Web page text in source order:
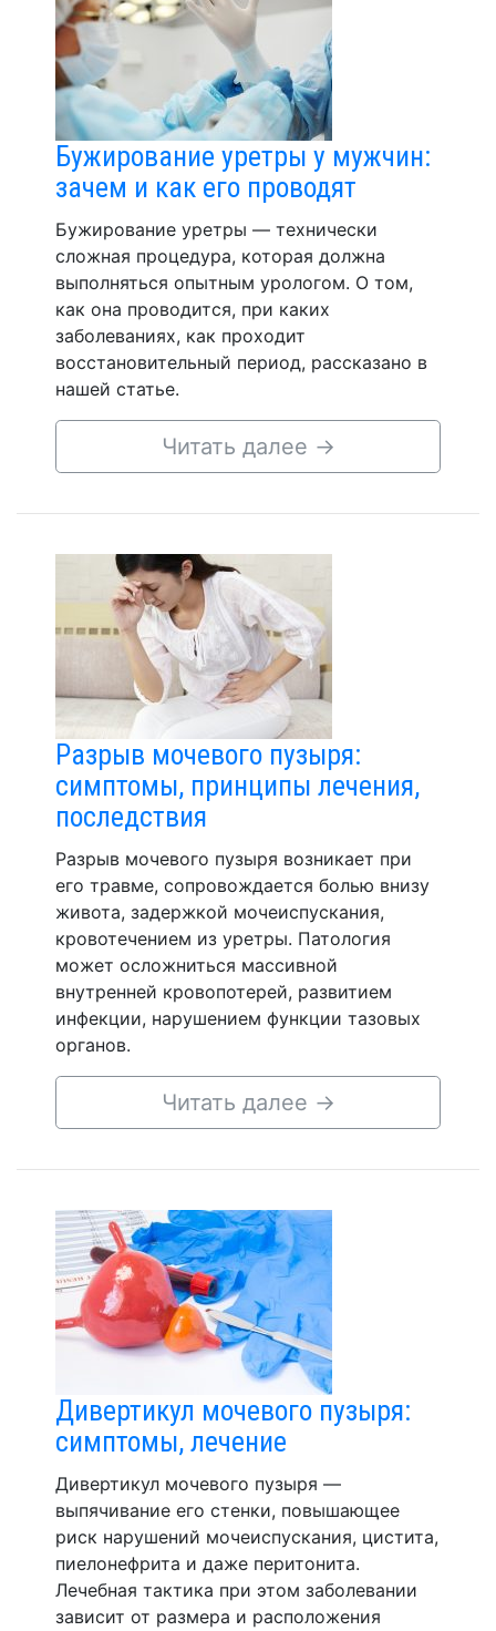
Бужирование уретры у мужчин:
зачем и как его проводят
Бужирование уретры — технически
сложная процедура, которая должна
выполняться опытным урологом. О том,
как она проводится, при каких
заболеваниях, как проходит
восстановительный период, рассказано в
нашей статье.
Читать далее →
Разрыв мочевого пузыря:
симптомы, принципы лечения,
последствия
Разрыв мочевого пузыря возникает при
его травме, сопровождается болью внизу
живота, задержкой мочеиспускания,
кровотечением из уретры. Патология
может осложниться массивной
внутренней кровопотерей, развитием
инфекции, нарушением функции тазовых
органов.
Читать далее →
Дивертикул мочевого пузыря:
симптомы, лечение
Дивертикул мочевого пузыря —
выпячивание его стенки, повышающее
риск нарушений мочеиспускания, цистита,
пиелонефрита и даже перитонита.
Лечебная тактика при этом заболевании
зависит от размера и расположения